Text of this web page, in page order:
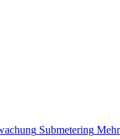
Submetering Mehr